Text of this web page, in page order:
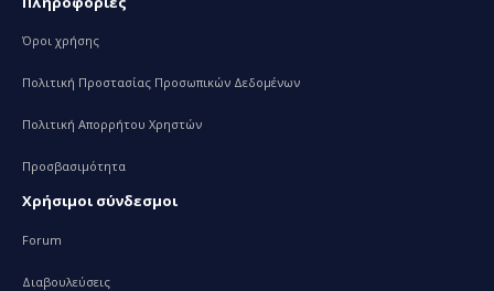
Όροι χρήσης
Πολιτική Προστασίας Προσωπικών Δεδομένων
Πολιτική Απορρήτου Χρηστών
Προσβασιμότητα
Χρήσιμοι σύνδεσμοι
Forum
Διαβουλεύσεις